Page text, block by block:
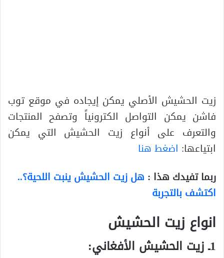
زيت الحشيش الأصلي يمكن إيجاده في موقع توب
فاشن يمكن التواصل الكترونياً وتصفح المنتجات
والتعرف على أنواع زيت الحشيش التي يمكن
ابتياعها: اضغط هنا
ربما تفيدك هذا : هل زيت الحشيش ينبت اللحية؟..
اكتشف بالتجربة
انواع زيت الحشيش
1ـ زيت الحشيش الأفغاني: